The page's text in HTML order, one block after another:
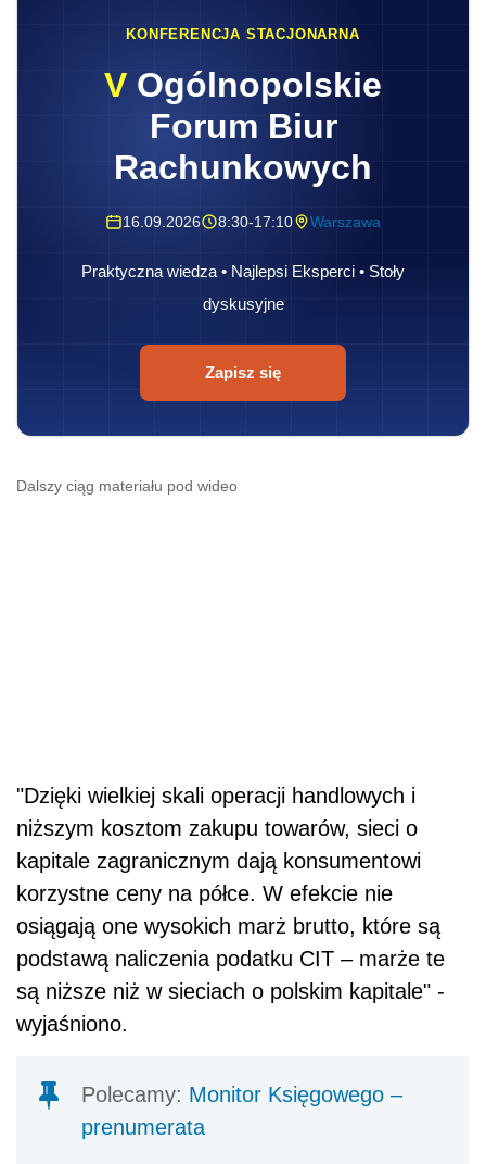
KONFERENCJA STACJONARNA
V Ogólnopolskie
Forum Biur
Rachunkowych
16.09.2026 8:30-17:10 Warszawa
Praktyczna wiedza • Najlepsi Eksperci • Stoły
dyskusyjne
Zapisz się
Dalszy ciąg materiału pod wideo
"Dzięki wielkiej skali operacji handlowych i
niższym kosztom zakupu towarów, sieci o
kapitale zagranicznym dają konsumentowi
korzystne ceny na półce. W efekcie nie
osiągają one wysokich marż brutto, które są
podstawą naliczenia podatku CIT – marże te
są niższe niż w sieciach o polskim kapitale" -
wyjaśniono.
Polecamy: Monitor Księgowego –
prenumerata